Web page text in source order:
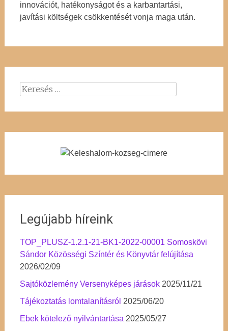
innovációt, hatékonyságot és a karbantartási,
javítási költségek csökkentését vonja maga után.
Keresés:
Legújabb híreink
TOP_PLUSZ-1.2.1-21-BK1-2022-00001 Somoskövi
Sándor Közösségi Színtér és Könyvtár felújítása
2026/02/09
Sajtóközlemény Versenyképes járások 2025/11/21
Tájékoztatás lomtalanításról 2025/06/20
Ebek kötelező nyilvántartása 2025/05/27